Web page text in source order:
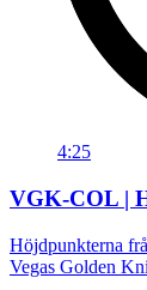
4:25
VGK-COL |
Höjdpunkterna
Vegas Golden